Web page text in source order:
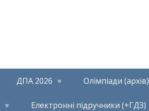
ДПА 2026 Олімпіади (архів)
Електронні підручники (+ГДЗ)